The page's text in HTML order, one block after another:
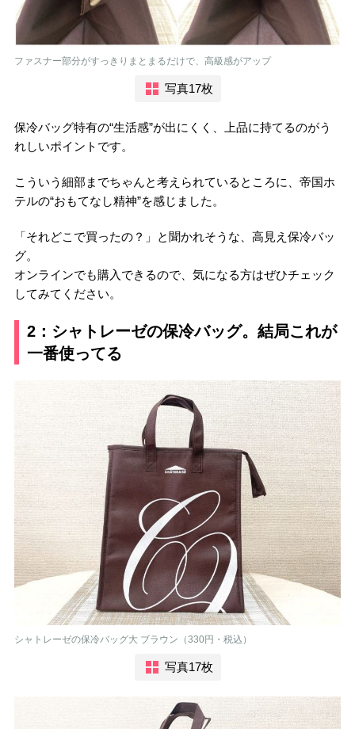
ファスナー部分がすっきりまとまるだけで、高級感がアップ
写真17枚
保冷バッグ特有の“生活感”が出にくく、上品に持てるのがう
れしいポイントです。
こういう細部までちゃんと考えられているところに、帝国ホ
テルの“おもてなし精神”を感じました。
「それどこで買ったの？」と聞かれそうな、高見え保冷バッ
グ。
オンラインでも購入できるので、気になる方はぜひチェック
してみてください。
2：シャトレーゼの保冷バッグ。結局これが
一番使ってる
シャトレーゼの保冷バッグ大 ブラウン（330円・税込）
写真17枚